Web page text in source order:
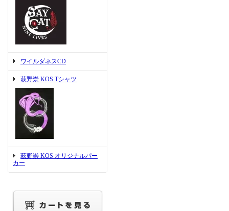
ワイルダネスCD
萩野崇 KOS Tシャツ
萩野崇 KOS オリジナルパー
カー